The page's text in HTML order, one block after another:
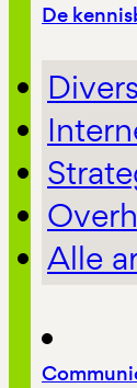
De
Alle